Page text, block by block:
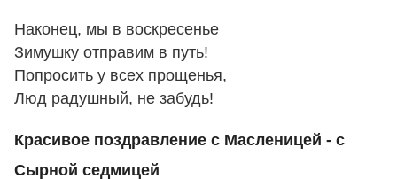
Наконец, мы в воскресенье
Зимушку отправим в путь!
Попросить у всех прощенья,
Люд радушный, не забудь!
Красивое поздравление с Масленицей - с
Сырной седмицей